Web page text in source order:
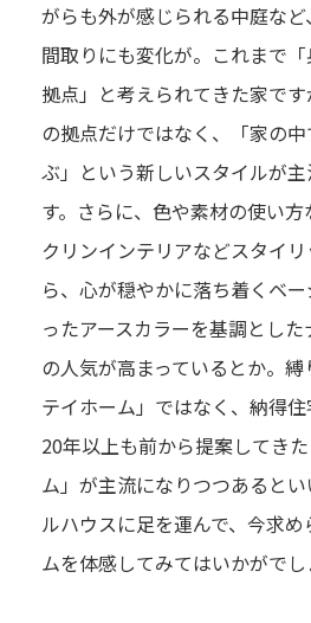
がらも外が感じられる中庭な
間取りにも変化が。これまで
拠点」と考えられてきた家で
の拠点だけではなく、「家の
ぶ」という新しいスタイルが
す。さらに、色や素材の使い
クリンインテリアなどスタイ
ら、心が穏やかに落ち着くベ
ったアースカラーを基調とし
の人気が高まっているとか。
テイホーム」ではなく、納得住
20年以上も前から提案してき
ム」が主流になりつつあると
ルハウスに足を運んで、今求
ムを体感してみてはいかがでし